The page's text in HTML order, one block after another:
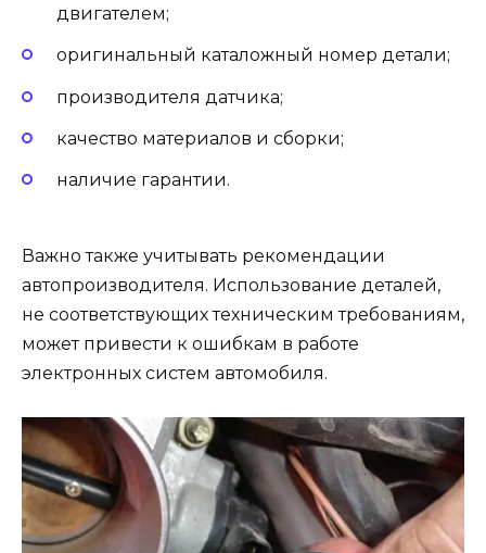
двигателем;
оригинальный каталожный номер детали;
производителя датчика;
качество материалов и сборки;
наличие гарантии.
Важно также учитывать рекомендации
автопроизводителя. Использование деталей,
не соответствующих техническим требованиям,
может привести к ошибкам в работе
электронных систем автомобиля.